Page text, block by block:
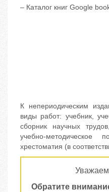
– Каталог книг Google
К непериодическим
виды работ: учебник,
сборник научных
учебно-методическое
хрестоматия (в
Обратите